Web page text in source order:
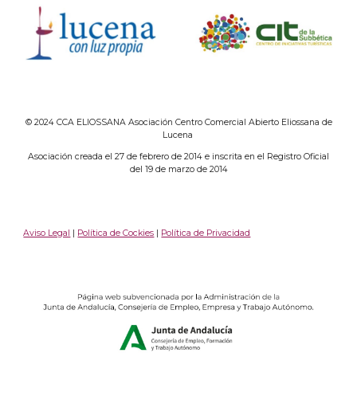
© 2024 CCA ELIOSSANA Asociación Centro Comercial Abierto Eliossana de
Lucena
Asociación creada el 27 de febrero de 2014 e inscrita en el Registro Oficial
del 19 de marzo de 2014
Aviso Legal | Política de Cockies | Política de Privacidad